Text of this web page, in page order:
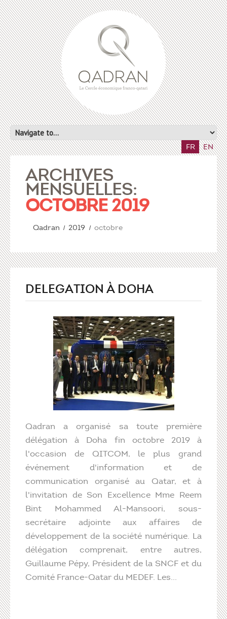
FR EN
ARCHIVES
MENSUELLES:
OCTOBRE 2019
Qadran 2019 octobre
DELEGATION À DOHA
Qadran a organisé sa toute première
délégation à Doha fin octobre 2019 à
l'occasion de QITCOM, le plus grand
événement d'information et de
communication organisé au Qatar, et à
l'invitation de Son Excellence Mme Reem
Bint Mohammed Al-Mansoori, sous-
secrétaire adjointe aux affaires de
développement de la société numérique. La
délégation comprenait, entre autres,
Guillaume Pépy, Président de la SNCF et du
Comité France-Qatar du MEDEF. Les...